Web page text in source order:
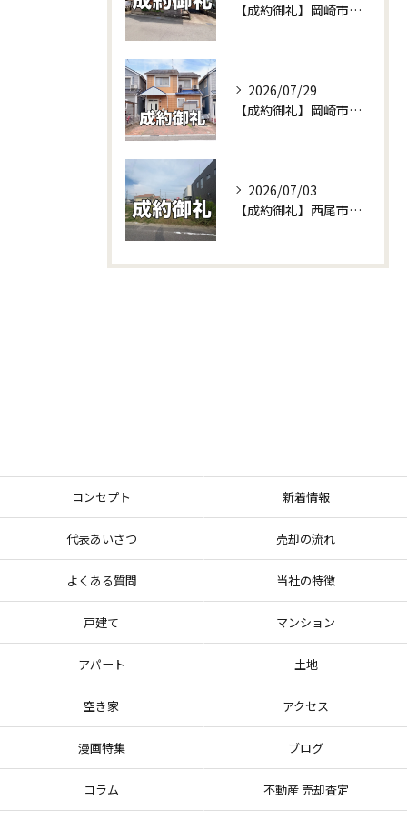
【成約御礼】岡崎市東牧内町の土地が無事にご成約！他社で苦戦中の不動産売却もセンチュリー21W不動産販売にお任せください！
2026/07/29
【成約御礼】岡崎市渡町の中古戸建がご成約となりました！＆新規販売予告も♪
2026/07/03
【成約御礼】西尾市富山の土地をご成約いただきました！相続不動産の賢い活用法と建て替えのリアルな事例をご紹介✨
コンセプト 新着情報
代表あいさつ 売却の流れ
よくある質問 当社の特徴
戸建て マンション
アパート 土地
空き家 アクセス
漫画特集 ブログ
コラム 不動産 売却査定